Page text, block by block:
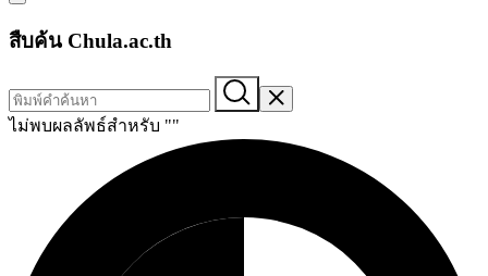
สืบค้น Chula.ac.th
ไม่พบผลลัพธ์สำหรับ ""